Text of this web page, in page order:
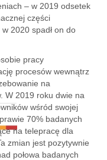
– w 2019 odsetek
części
2020 spadł on do
pracy
procesów wewnątrz
na
W 2019 roku dwie na
wśród swojej
70% badanych
na telepracę dla
zmian jest pozytywnie
połowa badanych